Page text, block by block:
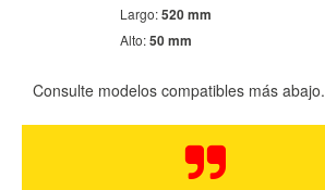
Largo:520 mm
Alto:50 mm
Consulte modelos compatibles más abajo.